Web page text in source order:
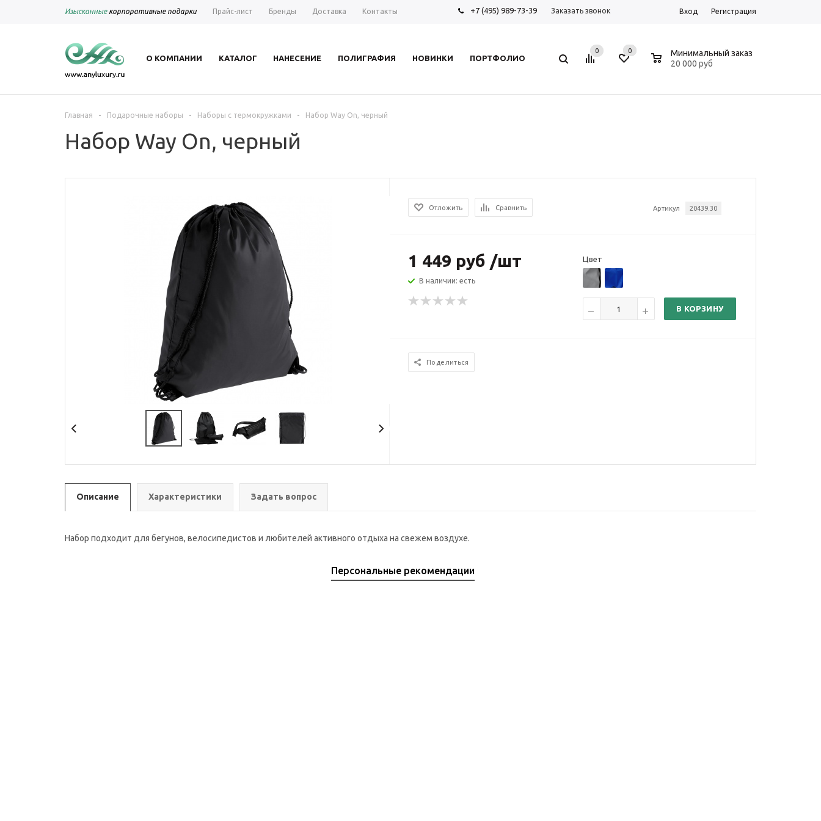
Изысканныекорпоративные подарки Прайс-лист Бренды Доставка Контакты +7 (495) 989-73-39 Заказать звонок Вход Регистрация
О КОМПАНИИ КАТАЛОГ НАНЕСЕНИЕ ПОЛИГРАФИЯ НОВИНКИ ПОРТФОЛИО
0 0
Минимальный заказ
20 000 руб
Главная - Подарочные наборы - Наборы с термокружками - Набор Way On, черный
Набор Way On, черный
Артикул 20439.30
Отложить Сравнить
1 449 руб /шт
В наличии: есть
Цвет
В КОРЗИНУ
Поделиться
Описание Характеристики Задать вопрос
Набор подходит для бегунов, велосипедистов и любителей активного отдыха на свежем воздухе.
Персональные рекомендации